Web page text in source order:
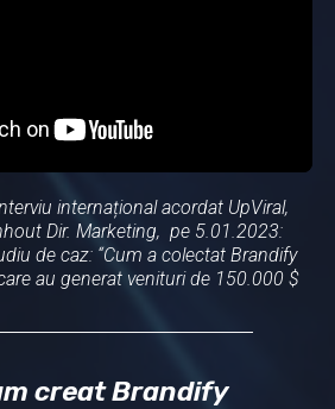
internațional acordat UpViral,
Dir. Marketing, pe 5.01.2023:
de caz: “Cum a colectat Brandify
au generat venituri de 150.000 $
creat Brandify